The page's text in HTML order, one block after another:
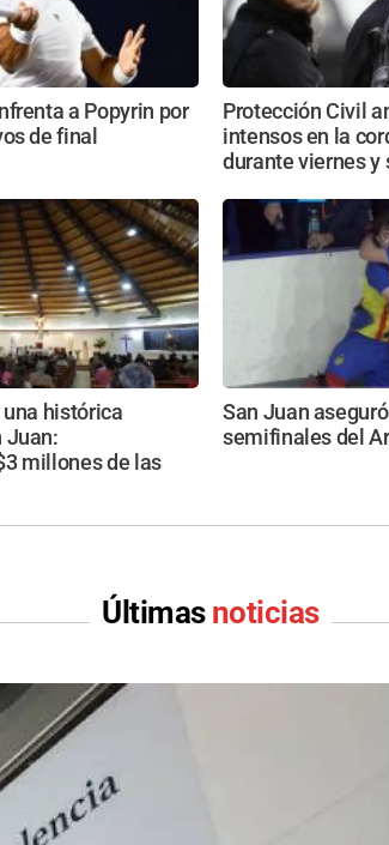
a Popyrin por
de final
Protección Civil
intensos en la
durante viernes y
histórica
Juan:
millones de las
San Juan
semifinales del
Últimas noticias